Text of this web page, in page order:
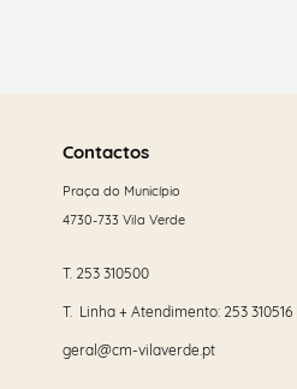
maisContactos
Praça do Município
4730-733 Vila Verde
T. 253 310500
T. Linha + Atendimento: 253 310516
geral@cm-vilaverde.pt